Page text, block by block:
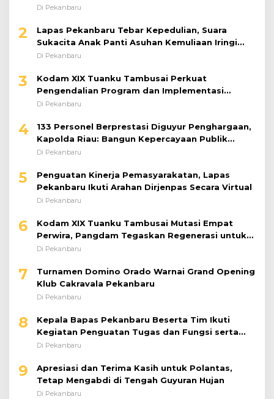
Di Pekanbaru
2
Lapas Pekanbaru Tebar Kepedulian, Suara
Sukacita Anak Panti Asuhan Kemuliaan Iringi
Bantuan Sosial
Di Pekanbaru
3
Kodam XIX Tuanku Tambusai Perkuat
Pengendalian Program dan Implementasi
Doktrin TNI AD
Di Pekanbaru
4
133 Personel Berprestasi Diguyur Penghargaan,
Kapolda Riau: Bangun Kepercayaan Publik
dengan Karya Nyata
Di Pekanbaru
5
Penguatan Kinerja Pemasyarakatan, Lapas
Pekanbaru Ikuti Arahan Dirjenpas Secara Virtual
Di Pekanbaru
6
Kodam XIX Tuanku Tambusai Mutasi Empat
Perwira, Pangdam Tegaskan Regenerasi untuk
Perkuat Kinerja Satuan
Di Pekanbaru
7
Turnamen Domino Orado Warnai Grand Opening
Klub Cakravala Pekanbaru
Di Pekanbaru
8
Kepala Bapas Pekanbaru Beserta Tim Ikuti
Kegiatan Penguatan Tugas dan Fungsi serta
Paparan Penempatan WBP ke Lapas Terbuka
Di Pekanbaru
9
Apresiasi dan Terima Kasih untuk Polantas,
Tetap Mengabdi di Tengah Guyuran Hujan
Di Pekanbaru